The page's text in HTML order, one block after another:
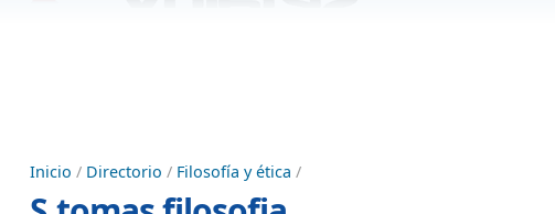
Inicio / Directorio / Filosofía y ética /